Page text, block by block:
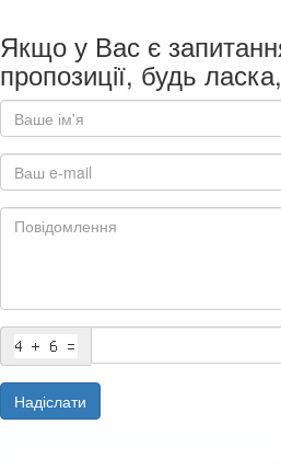
Якщо у Вас є
пропозиції, будь
Надіслати